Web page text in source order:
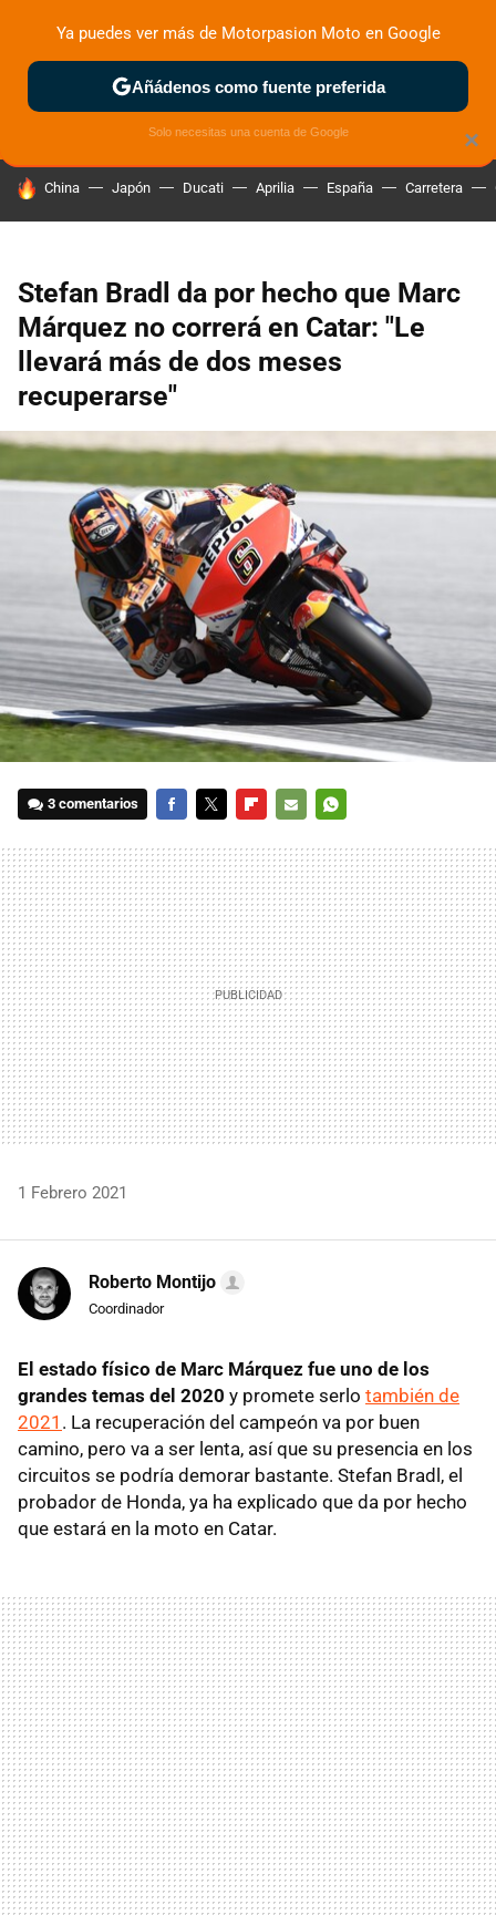
ZONA DE PRUEBAS DEPORTIVAS MOTOS ELÉCTRICAS
HOY SE HABLA DE
China Japón Ducati Aprilia España Carretera
Stefan Bradl da por hecho que Marc
Márquez no correrá en Catar: "Le
llevará más de dos meses
recuperarse"
3 comentarios
MAIL
1 Febrero 2021
Roberto Montijo
Coordinador
El estado físico de Marc Márquez fue uno de los
grandes temas del 2020 y promete serlo también de
2021 . La recuperación del campeón va por buen
camino, pero va a ser lenta, así que su presencia en los
circuitos se podría demorar bastante. Stefan Bradl, el
probador de Honda, ya ha explicado que da por hecho
que estará en la moto en Catar.
×
Ya puedes ver más de Motorpasion Moto en Google
Añádenos como fuente preferida
Solo necesitas una cuenta de Google